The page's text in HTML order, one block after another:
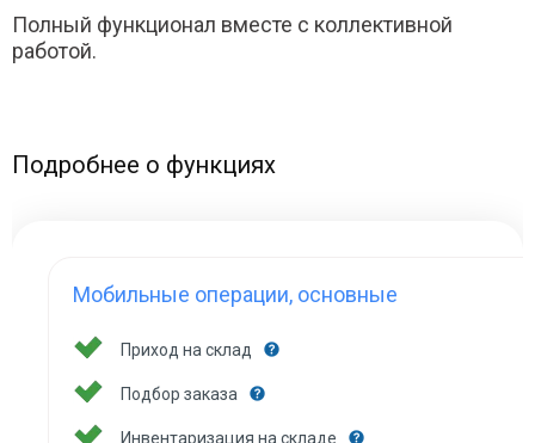
Полный функционал вместе с коллективной
работой.
Подробнее о функциях
Мобильные операции, основные
Приход на склад
Подбор заказа
Инвентаризация на складе